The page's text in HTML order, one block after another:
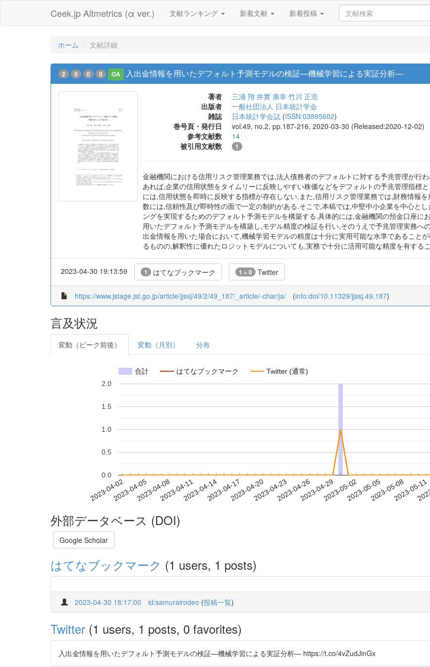
Ceek.jp Altmetrics (α ver.) 文献ランキング 新着文献 新着投稿
ホーム 文献詳細
2 0 0 0 OA 入出金情報を用いたデフォルト予測モデルの検証—機械学習による実証分析—
著者 三浦 翔 井實 康幸 竹川 正浩
出版者
一般社団法人 日本統計学会
雑誌
日本統計学会誌 (ISSN:03895602)
巻号頁・発行日
vol.49, no.2, pp.187-216, 2020-03-30 (Released:2020-12-02)
参考文献数
14
被引用文献数
1
金融機関における信用リスク管理業務では,法人債務者のデフォルトに対する予兆管理が行
あれば,企業の信用状態をタイムリーに反映しやすい株価などをデフォルトの予兆管理指標
には,信用状態を即時に反映する指標が存在しない.また,信用リスク管理業務では,財務情報
数には,信頼性及び即時性の面で一定の制約がある.そこで,本稿では,中堅中小企業を中心と
ングを実現するためのデフォルト予測モデルを構築する.具体的には,金融機関の預金口座
用いたデフォルト予測モデルを構築し,モデル精度の検証を行い,そのうえで予兆管理実務へ
出金情報を用いた場合において,機械学習モデルの精度は十分に実用可能な水準であること
るものの,解釈性に優れたロジットモデルについても,実務で十分に活用可能な精度を有する
2023-04-30 19:13:59 1 はてなブックマーク 1 + 0 Twitter
https://www.jstage.jst.go.jp/article/jjssj/49/2/49_187/_article/-char/ja/ (info:doi/10.11329/jjssj.49.187)
言及状況
変動（ピーク前後） 変動（月別） 分布
合計 はてなブックマーク Twitter (通常)
2023-04-022023-04-052023-04-082023-04-112023-04-142023-04-172023-04-202023-04-232023-04-262023-04-292023-05-022023-05-052023-05-082023-05-11
0.0
0.5
1.0
1.5
2.0
外部データベース (DOI)
Google Scholar
はてなブックマーク (1 users, 1 posts)
2023-04-30 18:17:00 id:samurairodeo (投稿一覧)
Twitter (1 users, 1 posts, 0 favorites)
入出金情報を用いたデフォルト予測モデルの検証—機械学習による実証分析— https://t.co/4vZudJinGx